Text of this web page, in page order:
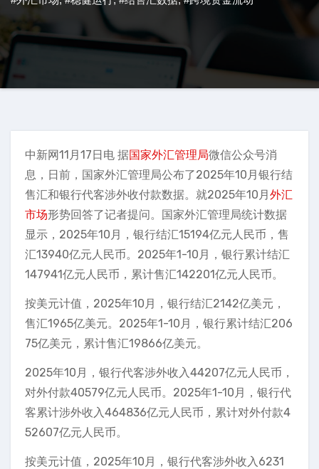
中新网11月17日电 据国家外汇管理局微信公众号消
息，日前，国家外汇管理局公布了2025年10月银行结
售汇和银行代客涉外收付款数据。就2025年10月外汇
市场形势回答了记者提问。国家外汇管理局统计数据
显示，2025年10月，银行结汇15194亿元人民币，售
汇13940亿元人民币。2025年1-10月，银行累计结汇
147941亿元人民币，累计售汇142201亿元人民币。
按美元计值，2025年10月，银行结汇2142亿美元，
售汇1965亿美元。2025年1-10月，银行累计结汇206
75亿美元，累计售汇19866亿美元。
2025年10月，银行代客涉外收入44207亿元人民币，
对外付款40579亿元人民币。2025年1-10月，银行代
客累计涉外收入464836亿元人民币，累计对外付款4
52607亿元人民币。
按美元计值，2025年10月，银行代客涉外收入6231